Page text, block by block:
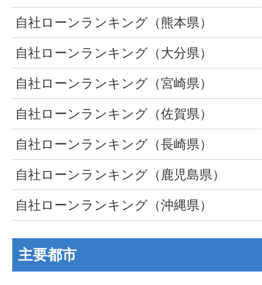
自社ローンランキング（熊本県）
自社ローンランキング（大分県）
自社ローンランキング（宮崎県）
自社ローンランキング（佐賀県）
自社ローンランキング（長崎県）
自社ローンランキング（鹿児島県）
自社ローンランキング（沖縄県）
主要都市